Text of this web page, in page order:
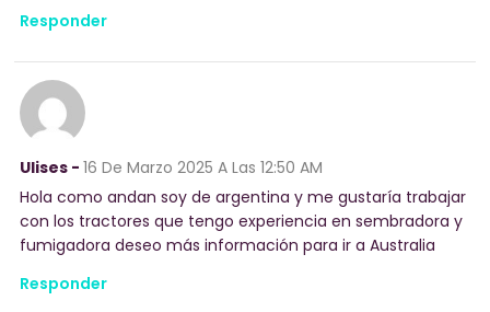
Responder
Ulises - 16 De Marzo 2025 A Las 12:50 AM
Hola como andan soy de argentina y me gustaría trabajar
con los tractores que tengo experiencia en sembradora y
fumigadora deseo más información para ir a Australia
Responder